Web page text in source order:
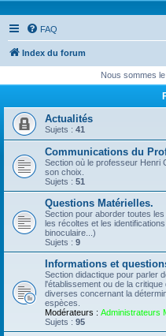
FAQ
Index du forum
Nous sommes
Actualités
Sujets : 41
Communications du
Section où le professeur Henri
son choix.
Sujets : 51
Questions Matérielles.
Section pour aborder toutes
les récoltes et les
binoculaire...)
Sujets : 9
Informations et
Section didactique pour parler
l'établissement ou de la
diverses concernant la
espèces.
Modérateurs : Administrateurs
Sujets : 95